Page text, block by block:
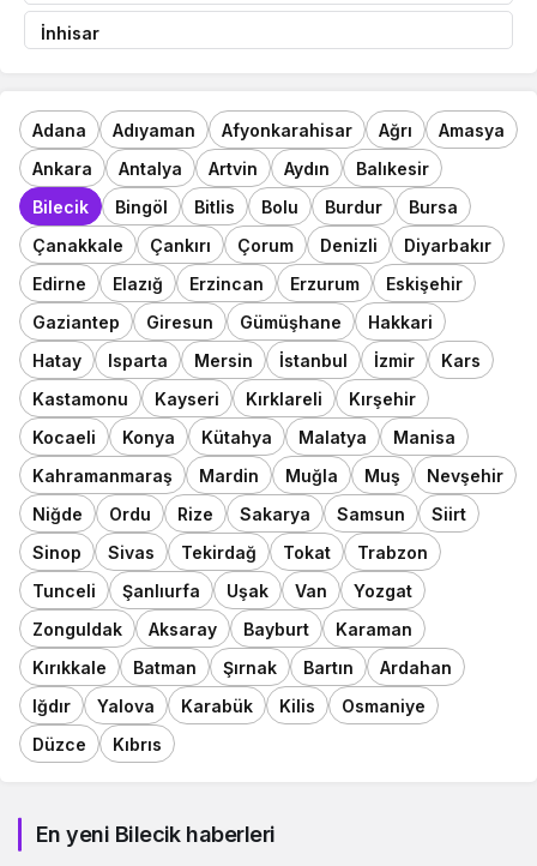
İnhisar
Adana Adıyaman Afyonkarahisar Ağrı
Amasya
Ankara
Antalya Artvin Aydın
Balıkesir
Bilecik
Bingöl Bitlis Bolu Burdur
Bursa
Çanakkale
Çankırı Çorum Denizli
Diyarbakır
Edirne
Elazığ Erzincan Erzurum
Eskişehir
Gaziantep
Giresun Gümüşhane
Hakkari
Hatay
Isparta Mersin İstanbul İzmir
Kars
Kastamonu
Kayseri Kırklareli
Kırşehir
Kocaeli
Konya Kütahya Malatya
Manisa
Kahramanmaraş
Mardin Muğla Muş
Nevşehir
Niğde
Ordu Rize Sakarya Samsun
Siirt
Sinop
Sivas Tekirdağ Tokat
Trabzon
Tunceli
Şanlıurfa Uşak Van
Yozgat
Zonguldak
Aksaray Bayburt
Karaman
Kırıkkale
Batman Şırnak Bartın
Ardahan
Iğdır
Yalova Karabük Kilis
Osmaniye
Düzce
Kıbrıs
En yeni Bilecik haberleri